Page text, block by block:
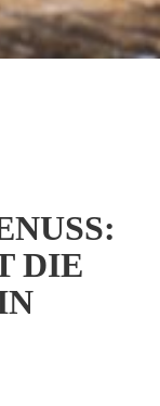
DIE